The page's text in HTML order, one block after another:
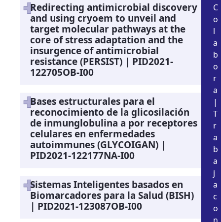
Redirecting antimicrobial discovery
and using cryoem to unveil and
target molecular pathways at the
core of stress adaptation and the
insurgence of antimicrobial
resistance (PERSIST) | PID2021-
122705OB-I00
Bases estructurales para el
reconocimiento de la glicosilación
de inmunglobulina a por receptores
celulares en enfermedades
autoimmunes (GLYCOIGAN) |
PID2021-122177NA-I00
Sistemas Inteligentes basados en
Biomarcadores para la Salud (BISH)
| PID2021-123087OB-I00
C
o
l
a
b
o
r
a
|
T
r
a
b
a
j
a
c
o